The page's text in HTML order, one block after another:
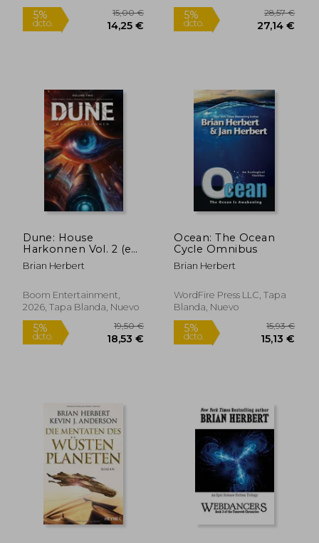
5%
dcto.
5%
dcto. 14,25 €
5%
dcto.
Dune: House
Harkonnen Vol. 2 (en
Inglés)
Brian Herbert
Boom Entertainment,
2026, Tapa Blanda, Nuevo
Ocean: The Ocean
Cycle Omnibus
Brian Herbert
WordFire Press LLC, Tapa
Blanda, Nuevo